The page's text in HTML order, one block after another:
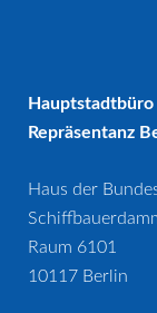
Repräsentanz
Haus der
Raum 6101
10117 Berlin